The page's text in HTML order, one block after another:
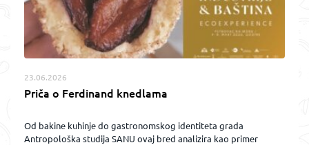
23.06.2026
Priča o Ferdinand knedlama
Od bakine kuhinje do gastronomskog identiteta grada
Antropološka studija SANU ovaj bred analizira kao primer